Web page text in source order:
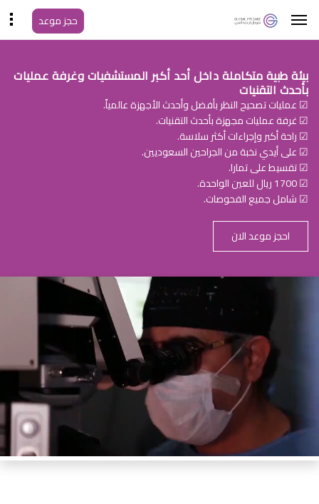
حجز موعد
بيئة طبية متكاملة داخل أحد أكبر المستشفيات وغرفة عمليات
بأحدث التقنيات
☑ عمليات تصحيح النظر بأفضل وأحدث الأجهزة عالمياً.
☑ غرفة عمليات مجهزة بأحدث التقنيات.
☑ راحة أكبر وإجراءات أكثر سلاسة.
☑ على أيدي نخبة من الجراحين السعوديين.
☑ تقسيط على تمارا.
☑ 1700 ريال للعين الواحدة.
☑ شامل جميع الفحوصات.
احجز موعد الان